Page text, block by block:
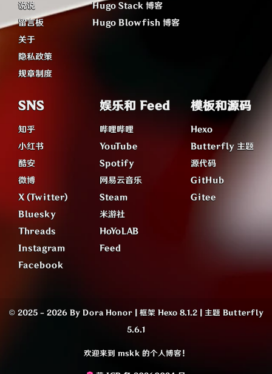
说说
留言板
关于
隐私政策
规章制度
Hugo Stack 博客
Hugo Blowfish 博客
SNS
知乎
小红书
酷安
微博
X (Twitter)
Bluesky
Threads
Instagram
Facebook
娱乐和 Feed
哔哩哔哩
YouTube
Spotify
网易云音乐
Steam
米游社
HoYoLAB
Feed
模板和源码
Hexo
Butterfly 主题
源代码
GitHub
Gitee
© 2025 - 2026 By Dora Honor 框架 Hexo 8.1.2 主题 Butterfly
5.6.1
欢迎来到 mskk 的个人博客！